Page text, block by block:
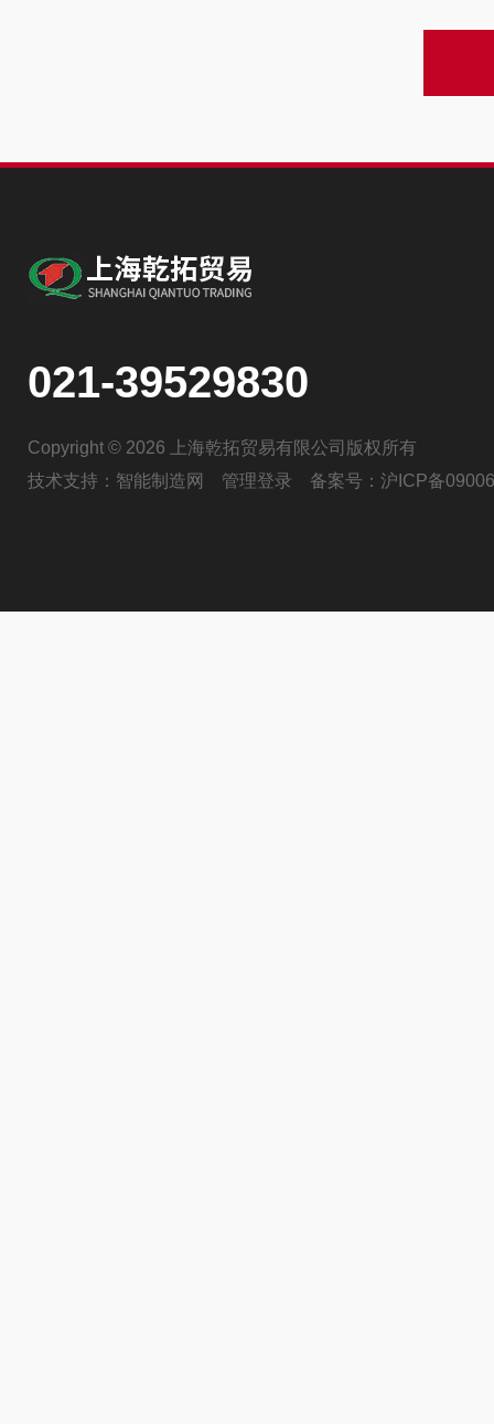
021-39529830
Copyright © 2026 上海乾拓贸易有限公司版权所有
技术支持： 智能制造网 管理登录 备案号： 沪ICP备